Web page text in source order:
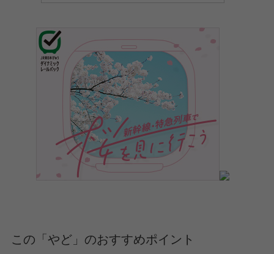
この「やど」のおすすめポイント